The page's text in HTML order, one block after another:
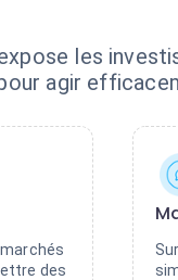
les
agir
des